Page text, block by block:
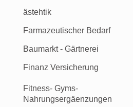
ästehtik
Farmazeutischer Bedarf
Baumarkt - Gärtnerei
Finanz Versicherung
Fitness- Gyms-
Nahrungsergäenzungen